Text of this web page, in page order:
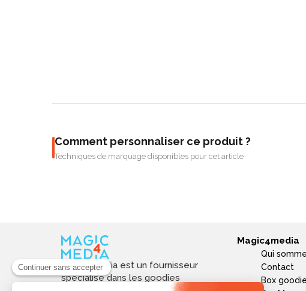
Comment personnaliser ce produit ?
Techniques de marquage disponibles pour cet article
Magic4media est un fournisseur
spécialisé dans les goodies
Magic4media
Qui
Contact
Box